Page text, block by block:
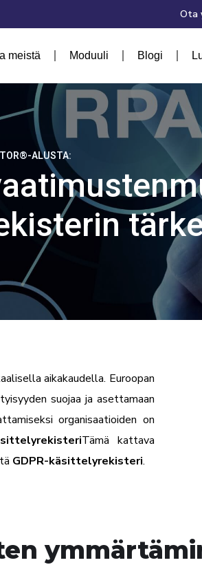
Ota
meistä Moduuli Blogi
ALUSTA:
aikakaudella. Euroopan
suojaa ja asettamaan
organisaatioiden on
Tämä kattava
GDPR-käsittelyrekisteri.